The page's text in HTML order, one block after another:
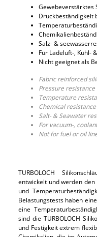
Gewebeverstärktes
Druckbeständigkeit
Salz- &
Für Ladeluft-, Kühl-
Nicht geeignet als
Fabric reinforced
Pressure resistance
Temperature
Chemical resistance
Salt- & Seawater
For vacuum-,
Not for fuel or oil
TURBOLOCH
entwickelt und werden
und
Belastungstests haben
eine
sind die TURBOLOCH
und Festigkeit extrem